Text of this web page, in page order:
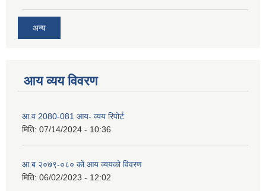
अन्य
आय व्यय विवरण
आ.व 2080-081 आय- व्यय रिपोर्ट
मिति: 07/14/2024 - 10:36
आ.ब २०७९-०८० को आय व्ययको विवरण
मिति: 06/02/2023 - 12:02